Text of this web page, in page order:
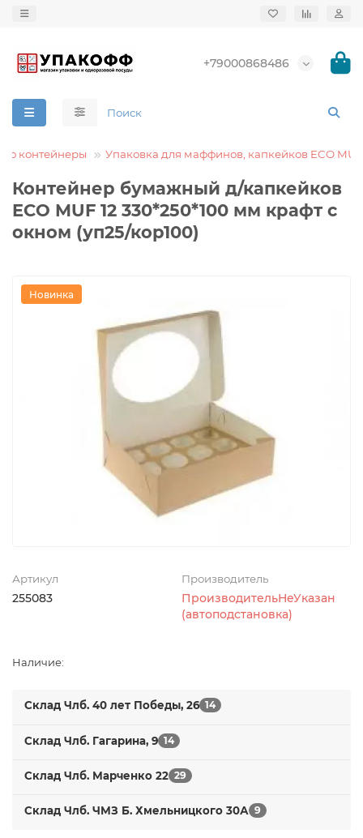
+79000868486
контейнеры Упаковка для маффинов, капкейков ECO MUF
Контейнер бумажный д/капкейков
ECO MUF 12 330*250*100 мм крафт с
окном (уп25/кор100)
Новинка
Артикул
255083
Производитель
ПроизводительНеУказан
(автоподстановка)
Наличие:
Склад Члб. 40 лет Победы, 26 14
Склад Члб. Гагарина, 9 14
Склад Члб. Марченко 22 29
Склад Члб. ЧМЗ Б. Хмельницкого 30А 9